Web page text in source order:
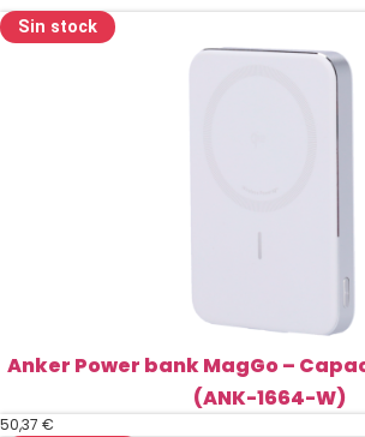
Sin stock
Anker Power bank MagGo –
(ANK-1664-W)
50,37 €